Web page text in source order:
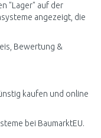
"Lager" auf der
angezeigt, die
Bewertung &
kaufen und online
bei BaumarktEU.